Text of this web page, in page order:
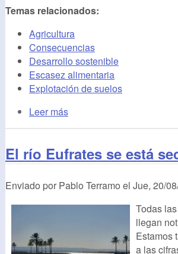
Temas relacionados:
Agricultura
Consecuencias
Desarrollo sostenible
Escasez alimentaria
Explotación de suelos
Leer más
El río Eufrates se está
Enviado por Pablo Terramo el Jue, 20/
Todas
llegan
Estamos
a las